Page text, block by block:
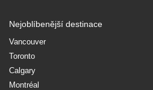
Nejoblíbenější destinace
Vancouver
Toronto
Calgary
Montréal